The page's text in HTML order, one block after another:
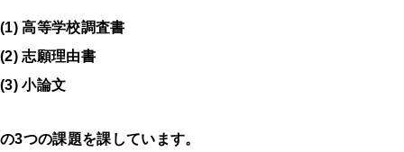
(1) 高等学校調査書
(2) 志願理由書
(3) 小論文
の3つの課題を課しています。